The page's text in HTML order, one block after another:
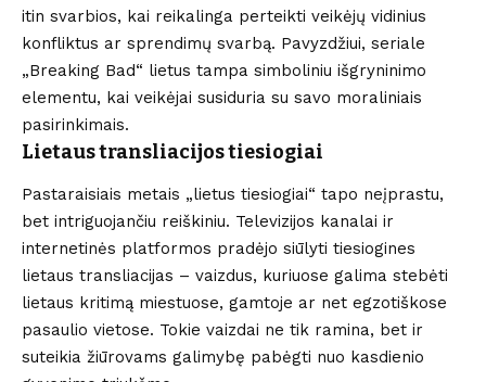
itin svarbios, kai reikalinga perteikti veikėjų vidinius
konfliktus ar sprendimų svarbą. Pavyzdžiui, seriale
„Breaking Bad“ lietus tampa simboliniu išgryninimo
elementu, kai veikėjai susiduria su savo moraliniais
pasirinkimais.
Lietaus transliacijos tiesiogiai
Pastaraisiais metais „lietus tiesiogiai“ tapo neįprastu,
bet intriguojančiu reiškiniu. Televizijos kanalai ir
internetinės platformos pradėjo siūlyti tiesiogines
lietaus transliacijas – vaizdus, kuriuose galima stebėti
lietaus kritimą miestuose, gamtoje ar net egzotiškose
pasaulio vietose. Tokie vaizdai ne tik ramina, bet ir
suteikia žiūrovams galimybę pabėgti nuo kasdienio